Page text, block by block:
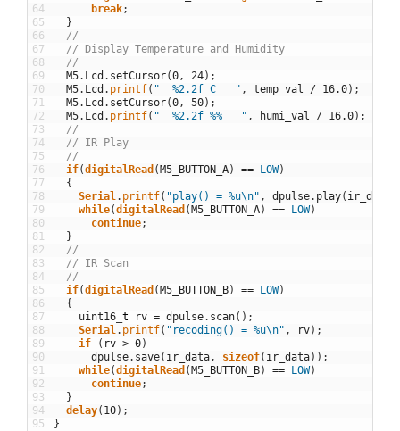
64
65
66
67
68
69
70
71
72
73
74
75
76
77
78
79
80
81
82
83
84
85
86
87
88
89
90
91
92
93
94
95
break;
}
//
// Display Temperature and Humidity
//
M5. Lcd . setCursor(0 , 24) ;
M5. Lcd . printf( "  %2.2f C   " , temp_val / 16.0) ;
M5. Lcd . setCursor(0 , 50) ;
M5. Lcd . printf( "  %2.2f %%   " , humi_val / 16.0) ;
//
// IR Play
//
if(digitalRead (M5_BUTTON_A) == LOW)
{
Serial . printf( "play() = %u\n" , dpulse. play( ir_data
while(digitalRead (M5_BUTTON_A) == LOW)
continue;
}
//
// IR Scan
//
if(digitalRead (M5_BUTTON_B) == LOW)
{
uint16 t rv = dpulse. scan( ) ;
Serial . printf( "recoding() = %u\n" , rv) ;
if
( rv > 0)
dpulse. save( ir_data , sizeof( ir_data) ) ;
while(digitalRead (M5_BUTTON_B) == LOW)
continue;
}
delay( 10) ;
}